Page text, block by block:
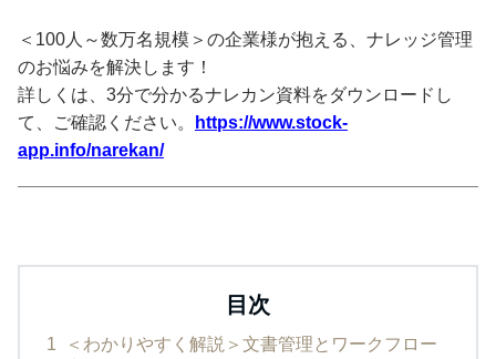
＜100人～数万名規模＞の企業様が抱える、ナレッジ管理
のお悩みを解決します！
詳しくは、3分で分かるナレカン資料をダウンロードし
て、ご確認ください。
https://www.stock-
app.info/narekan/
目次
1
＜わかりやすく解説＞文書管理とワークフロー